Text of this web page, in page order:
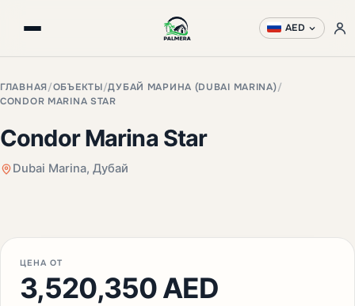
AED
ГЛАВНАЯ/ОБЪЕКТЫ/ДУБАЙ МАРИНА (DUBAI MARINA)/
CONDOR MARINA STAR
Condor Marina Star
Dubai Marina, Дубай
ЦЕНА ОТ
3,520,350 AED